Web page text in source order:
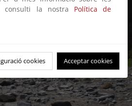
consulti la nostra Política de
cookies Acceptar cookies